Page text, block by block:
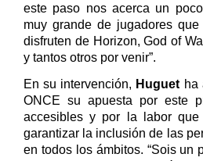
este paso nos acerca un
muy grande de jugadores
disfruten de Horizon, God of
y tantos otros por venir”.
En su intervención, Huguet ha
ONCE su apuesta por este
accesibles y por la labor
garantizar la inclusión de las
en todos los ámbitos. “Sois un